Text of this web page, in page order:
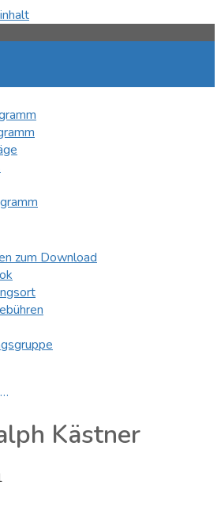
zum Download
Kästner